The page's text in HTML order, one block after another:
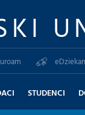
STUDENCI